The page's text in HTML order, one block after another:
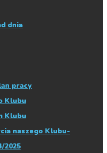
dnia
pracy
Klubu
Klubu
naszego Klubu-
2025